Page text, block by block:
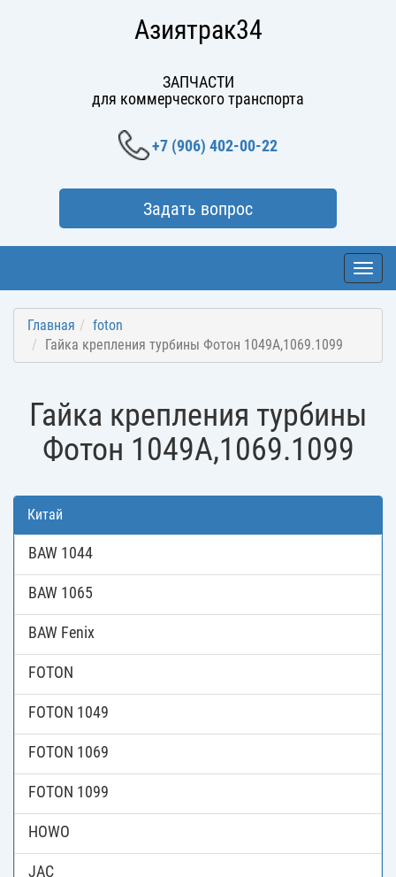
Азиятрак34
ЗАПЧАСТИ
для коммерческого транспорта
+7 (906) 402-00-22
Задать вопрос
Главная
foton
Гайка крепления турбины Фотон 1049А,1069.1099
Гайка крепления турбины
Фотон 1049А,1069.1099
Китай
BAW 1044
BAW 1065
BAW Fenix
FOTON
FOTON 1049
FOTON 1069
FOTON 1099
HOWO
JAC